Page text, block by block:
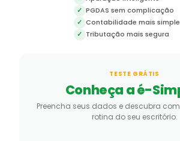
✓ PGDAS sem complicação
✓ Contabilidade mais
✓ Tributação mais segura
TESTE GRÁTIS
Conheça a é-
Preencha seus dados e descubra
rotina do seu escritório.